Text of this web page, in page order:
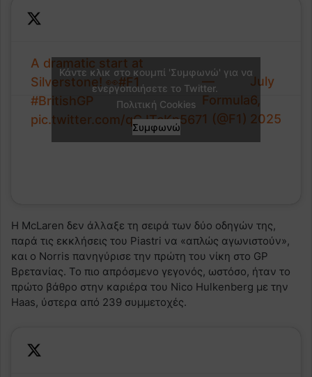
A dramatic start at
Silverstone! 👀#F1
#BritishGP
pic.twitter.com/qGJTcKp567
—
Formula
1 (@F1)
July
6,
2025
Κάντε κλικ στο κουμπί 'Συμφωνώ' για να
ενεργοποιήσετε το Twitter.
Πολιτική Cookies
Συμφωνώ
Η McLaren δεν άλλαξε τη σειρά των δύο οδηγών της,
παρά τις εκκλήσεις του Piastri να «απλώς αγωνιστούν»,
και ο Norris πανηγύρισε την πρώτη του νίκη στο GP
Βρετανίας. Το πιο απρόσμενο γεγονός, ωστόσο, ήταν το
πρώτο βάθρο στην καριέρα του Nico Hulkenberg με την
Haas, ύστερα από 239 συμμετοχές.